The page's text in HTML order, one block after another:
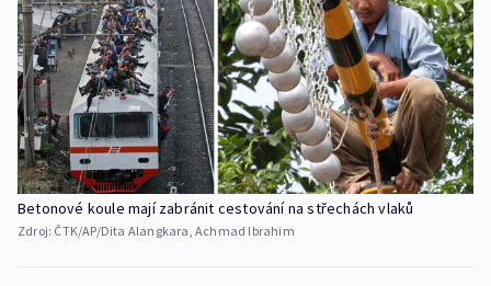
Betonové koule mají zabránit cestování na střechách vlaků
Zdroj: ČTK/AP/Dita Alangkara, Achmad Ibrahim